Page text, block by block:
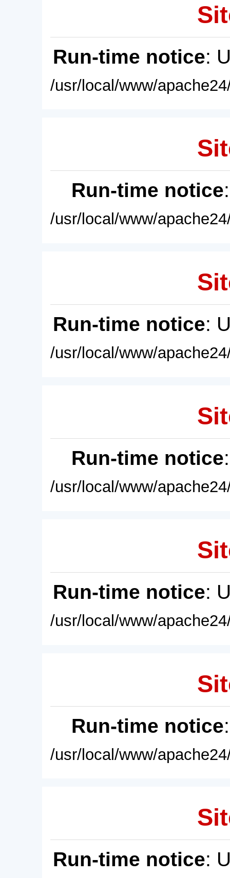
Run-time notice:
/usr/local/www/
Run-time notice
/usr/local/www/
Run-time notice:
/usr/local/www/
Run-time notice
/usr/local/www/
Run-time notice:
/usr/local/www/
Run-time notice
/usr/local/www/
Run-time notice: